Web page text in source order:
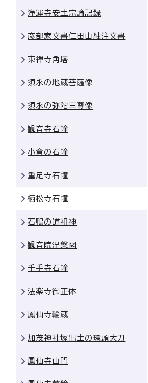
浄運寺安土宗論記録
彦部家文書仁田山紬注文書
東禅寺角塔
須永の地蔵菩薩像
須永の弥陀三尊像
観音寺石幢
小倉の石幢
重足寺石幢
栖松寺石幢
石鴨の道祖神
観音院涅槃図
千手寺石幢
法楽寺御正体
鳳仙寺輪蔵
加茂神社塚出土の環頭大刀
鳳仙寺山門